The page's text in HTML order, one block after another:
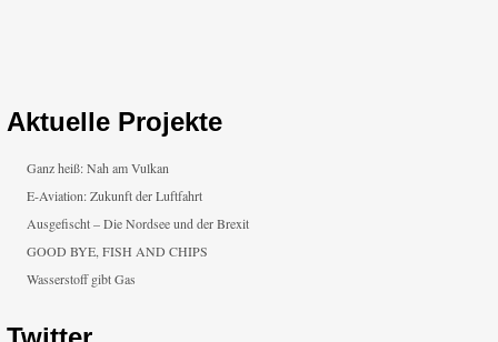
Aktuelle Projekte
Ganz heiß: Nah am Vulkan
E-Aviation: Zukunft der Luftfahrt
Ausgefischt – Die Nordsee und der Brexit
GOOD BYE, FISH AND CHIPS
Wasserstoff gibt Gas